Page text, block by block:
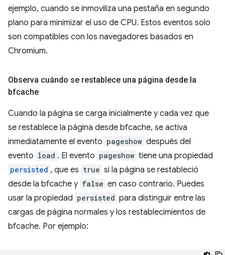
ejemplo, cuando se inmoviliza una pestaña en segundo
plano para minimizar el uso de CPU. Estos eventos solo
son compatibles con los navegadores basados en
Chromium.
Observa cuándo se restablece una página desde la
bfcache
Cuando la página se carga inicialmente y cada vez que
se restablece la página desde bfcache, se activa
inmediatamente el evento pageshow después del
evento load . El evento pageshow tiene una propiedad
persisted , que es true si la página se restableció
desde la bfcache y false en caso contrario. Puedes
usar la propiedad persisted para distinguir entre las
cargas de página normales y los restablecimientos de
bfcache. Por ejemplo: